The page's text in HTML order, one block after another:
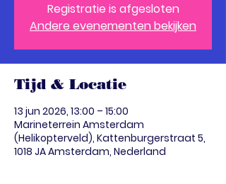
Registratie is afgesloten
Andere evenementen bekijken
Tijd & Locatie
13 jun 2026, 13:00 – 15:00
Marineterrein Amsterdam
(Helikopterveld), Kattenburgerstraat 5,
1018 JA Amsterdam, Nederland